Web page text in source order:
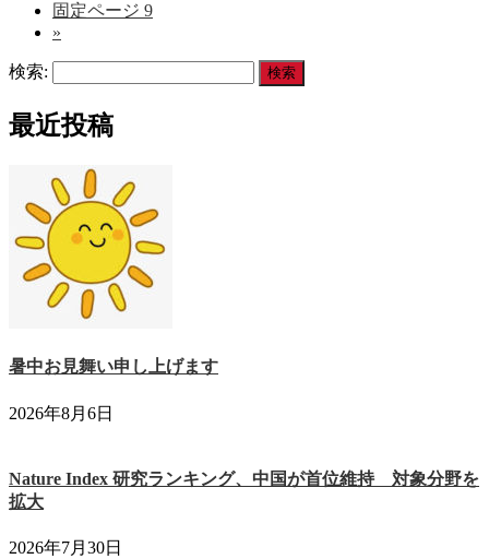
固定ページ 9
»
検索:
最近投稿
暑中お見舞い申し上げます
2026年8月6日
Nature Index 研究ランキング、中国が首位維持 対象分野を
拡大
2026年7月30日